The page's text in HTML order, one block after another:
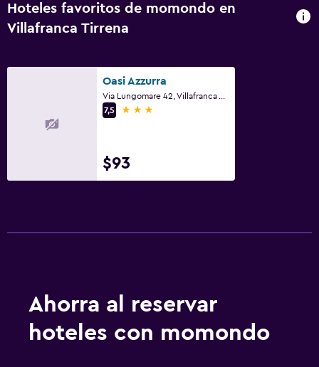
Hoteles favoritos de momondo en
Villafranca Tirrena
Oasi Azzurra
7,5
3 estrellas
$93
Ahorra al reservar
hoteles con momondo